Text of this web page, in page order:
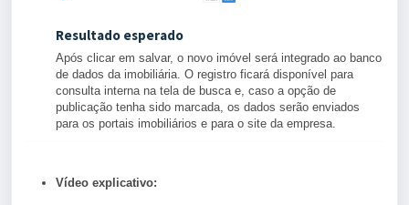
Resultado esperado
Após clicar em salvar, o novo imóvel será integrado ao banco
de dados da imobiliária. O registro ficará disponível para
consulta interna na tela de busca e, caso a opção de
publicação tenha sido marcada, os dados serão enviados
para os portais imobiliários e para o site da empresa.
Vídeo explicativo: